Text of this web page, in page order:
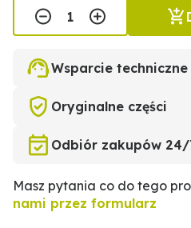
Wsparcie techniczne
Oryginalne części
Odbiór zakupów 24/
Masz pytania co do tego
nami przez formularz